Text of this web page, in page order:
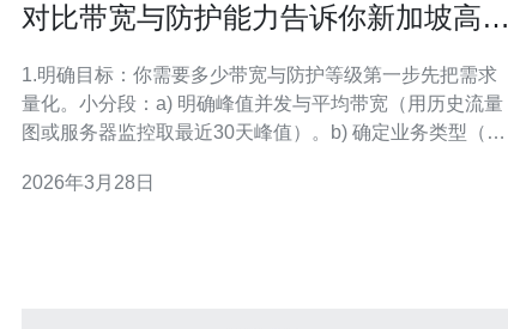
对比带宽与防护能力告诉你新加坡高防
1.明确目标：你需要多少带宽与防护等级第一步先把需求
量化。小分段：a) 明确峰值并发与平均带宽（用历史流量
图或服务器监控取最近30天峰值）。b) 确定业务类型（网
同。c) 设定防护目标（抵御多少G/多少pps的攻击、是否需
2026年3月28日